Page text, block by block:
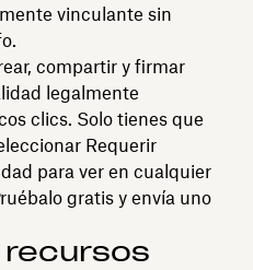
vinculante sin
compartir y firmar
legalmente
clics. Solo tienes que
Requerir
para ver en cualquier
gratis y envía uno
recursos